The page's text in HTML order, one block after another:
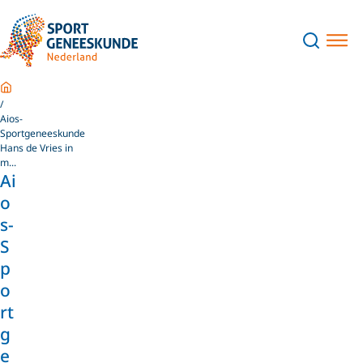
Home
Aios-
Sportgeneeskunde
Hans de Vries in
m...
Ai
o
s-
S
p
o
rt
g
e